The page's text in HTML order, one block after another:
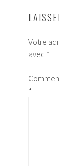
Votre
avec *
*